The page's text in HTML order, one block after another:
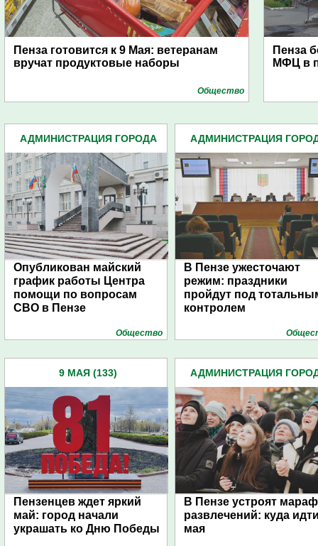
Пенза готовится к 9 Мая: ветеранам
вручат продуктовые наборы
Общество
Пенза
МФЦ в
АДМИНИСТРАЦИЯ ГОРОДА
Опубликован майский
график работы Центра
помощи по вопросам
СВО в Пензе
Общество
АДМИНИСТРАЦИЯ
В Пензе ужесточают
режим: праздники
пройдут под
контролем
9 МАЯ (133)
Пензенцев ждет яркий
май: город начали
украшать ко Дню Победы
АДМИНИСТРАЦИЯ
В Пензе устроят
развлечений: куда
мая